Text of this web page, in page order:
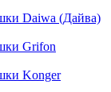
Daiwa (Дайва)
Grifon
Konger